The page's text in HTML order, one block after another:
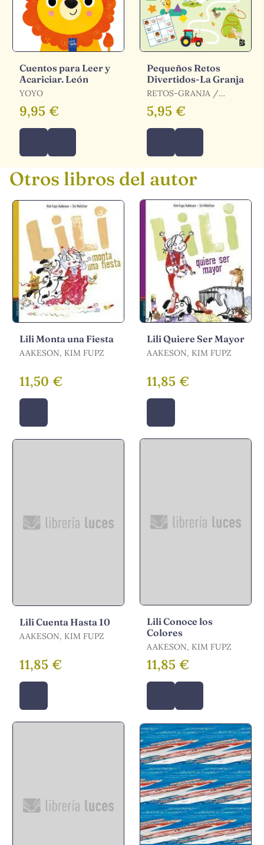
Cuentos para Leer y
Acariciar. León
YOYO
9,95 €
Pequeños Retos
Divertidos-La Granja
RETOS-GRANJA /
BALLON
5,95 €
Otros libros del autor
Lili Monta una Fiesta
AAKESON, KIM FUPZ
11,50 €
Lili Quiere Ser Mayor
AAKESON, KIM FUPZ
11,85 €
Lili Cuenta Hasta 10
AAKESON, KIM FUPZ
11,85 €
Lili Conoce los
Colores
AAKESON, KIM FUPZ
11,85 €